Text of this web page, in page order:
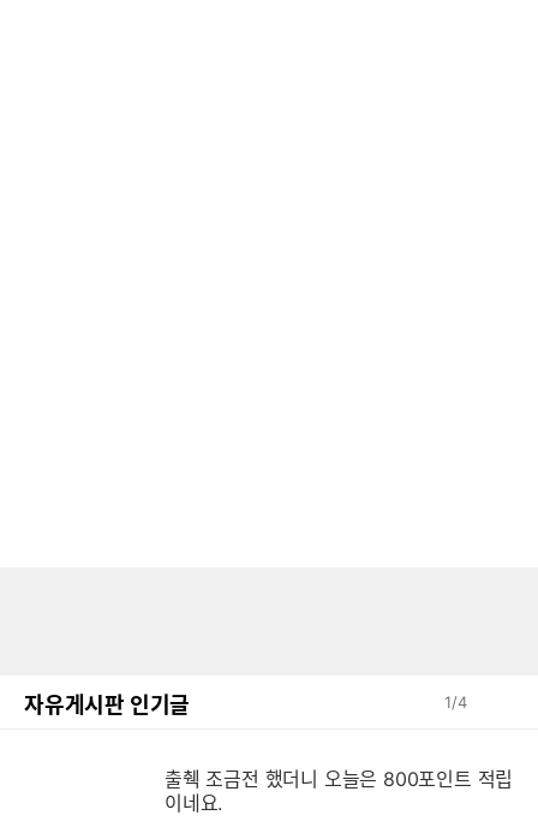
자유게시판 인기글 1/4
출췍 조금전 했더니 오늘은 800포인트 적립
이네요.